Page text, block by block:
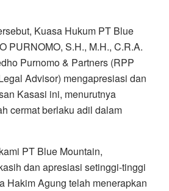
Kuasa Hukum PT Blue
PURNOMO, S.H., M.H., C.R.A.
Purnomo & Partners (RPP
Advisor) mengapresiasi dan
Kasasi ini, menurutnya
cermat berlaku adil dalam
PT Blue Mountain,
dan apresiasi setinggi-tinggi
Hakim Agung telah menerapkan